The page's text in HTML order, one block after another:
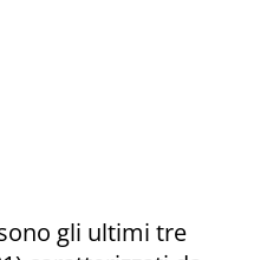
gli ultimi tre